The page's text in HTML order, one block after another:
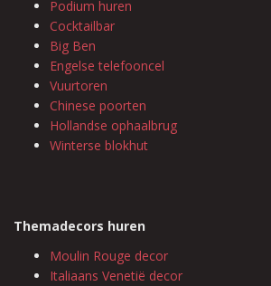
Podium huren
Cocktailbar
Big Ben
Engelse telefooncel
Vuurtoren
Chinese poorten
Hollandse ophaalbrug
Winterse blokhut
Themadecors huren
Moulin Rouge decor
Italiaans Venetië decor